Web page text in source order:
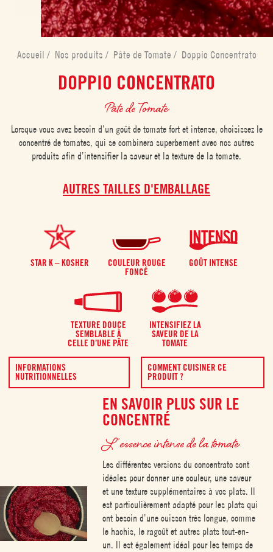
Accueil / Nos produits / Pâte de Tomate / Doppio Concentrato
DOPPIO CONCENTRATO
Pâte de Tomate
Lorsque vous avez besoin d’un goût de tomate fort et intense, choisissez le
concentré de tomates, qui se combinera superbement avec nos autres
produits afin d’intensifier la saveur et la texture de la tomate.
AUTRES TAILLES D'EMBALLAGE
STAR K – KOSHER
COULEUR ROUGE
FONCÉ
GOÛT INTENSE
TEXTURE DOUCE
SEMBLABLE À
CELLE D’UNE PÂTE
INTENSIFIEZ LA
SAVEUR DE LA
TOMATE
INFORMATIONS
NUTRITIONNELLES
COMMENT CUISINER CE
PRODUIT ?
EN SAVOIR PLUS SUR LE
CONCENTRÉ
L’essence intense de la tomate
Les différentes versions du concentrato sont
idéales pour donner une couleur, une saveur
et une texture supplémentaires à vos plats. Il
est particulièrement adapté pour les plats qui
ont besoin d’une cuisson très longue, comme
le hachis, le ragoût et autres plats tout-en-
un. Il est également idéal pour les temps de